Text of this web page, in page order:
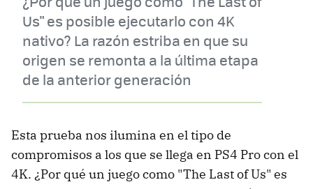
Us" es posible ejecutarlo con 4K
nativo? La razón estriba en que su
origen se remonta a la última etapa
de la anterior generación
Esta prueba nos ilumina en el tipo de
compromisos a los que se llega en PS4 Pro con el
4K. ¿Por qué un juego como "The Last of Us" es